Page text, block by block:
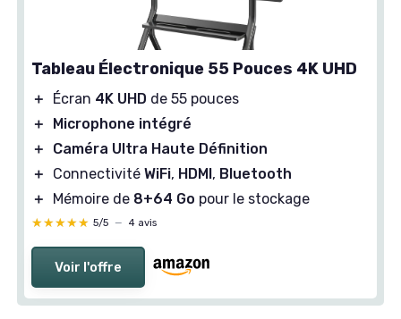
Tableau Électronique 55 Pouces 4K UHD
＋ Écran 4K UHD de 55 pouces
＋
Microphone intégré
＋
Caméra Ultra Haute Définition
＋
Connectivité WiFi, HDMI , Bluetooth
＋
Mémoire de 8+64 Go pour le stockage
★★★★★
★★★★★ 5/5 — 4 avis
Voir l'offre